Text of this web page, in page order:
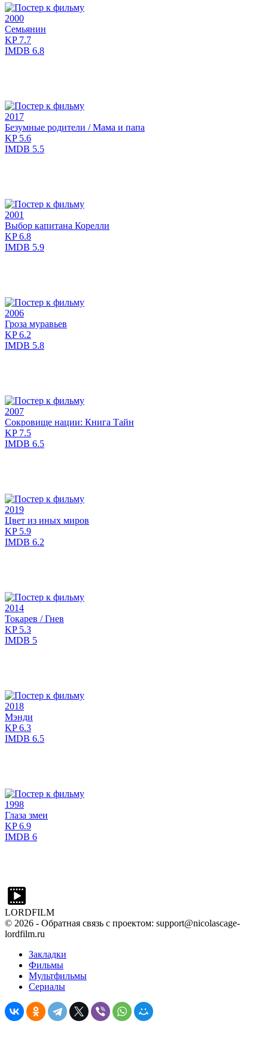
2000
Семьянин
KP7.7
IMDB 6.8
2017
Безумные родители / Мама и папа
KP5.6
IMDB 5.5
2001
Выбор капитана Корелли
KP6.8
IMDB 5.9
2006
Гроза муравьев
KP6.2
IMDB 5.8
2007
Сокровище нации: Книга Тайн
KP7.5
IMDB 6.5
2019
Цвет из иных миров
KP5.9
IMDB 6.2
2014
Токарев / Гнев
KP5.3
IMDB 5
2018
Мэнди
KP6.3
IMDB 6.5
1998
Глаза змеи
KP6.9
IMDB 6
LORDFILM
© 2026 - Обратная связь с проектом: support@nicolascage-
lordfilm.ru
Закладки
Фильмы
Мультфильмы
Сериалы